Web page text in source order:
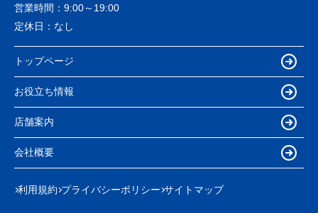
営業時間： 9:00～19:00
定休日： なし
トップページ
お役立ち情報
店舗案内
会社概要
利用規約 プライバシーポリシー サイトマップ